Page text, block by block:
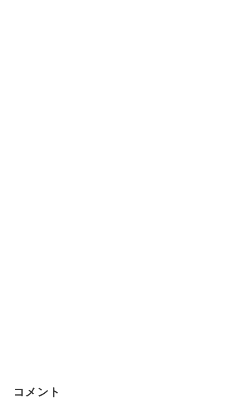
コメント